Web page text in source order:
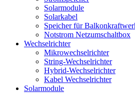
Solarmodule
Solarkabel
Speicher für
Notstrom Netzumschaltbox
Wechselrichter
Mikrowechselrichter
String-Wechselrichter
Hybrid-Wechselrichter
Kabel Wechselrichter
Solarmodule